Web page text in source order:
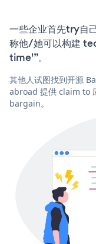
一些企业首先try自
称他/她可以构建
time'”。
其他人试图找到开源
abroad 提供 claim to
bargain。